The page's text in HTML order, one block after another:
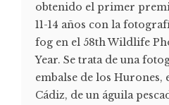
obtenido el primer
11-14 años con la
fog en el 58th Wildlife
Year. Se trata de una
embalse de los
Cádiz, de un águila